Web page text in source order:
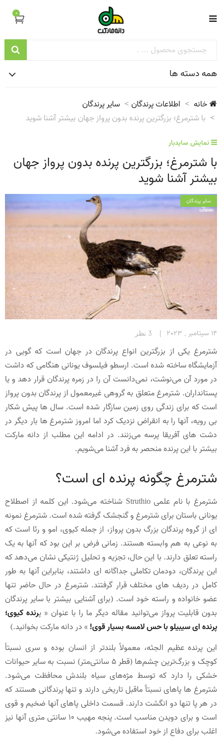
0
همه دسته ها
خانه اطلاعات پرندگان
سایر پرندگان
با شترمرغ؛ بزرگترین پرنده بدون پرواز جهان بیشتر آشنا شوید
نمایش سایدبار
با شترمرغ؛ بزرگترین پرنده بدون پرواز جهان
بیشتر آشنا شوید
سایر پرندگان
14 سپتامبر , 2023 3 نظر
شترمرغ یکی از بزرگترین انواع پرندگان در جهان است که گویی در
آزمایشگاه ساخته شده است. ارسطو فیلسوف یونانی هنگامی که داشت
در مورد آن می‌نوشت، نمی‌دانست آن را در زمره پرندگان قرار دهد و یا
پستانداران. شترمرغ متعلق به گروهی غیرمعمول از پرندگان بدون پرواز
است که برای زندگی روی زمین سازگار شده است. سال ها پیش شکار
بی رویه، آنها را به انقراض نزدیک کرد اما امروز شترمرغ ها بار دیگر در
دشت های آفریقا پرسه می‌زنند. در ادامه این مطلب از دانه مارکت
بیشتر با این پرنده منحصر به فرد آشنا می‌شویم.
شترمرغ چگونه پرنده ای است؟
شترمرغ با نام علمی Struthio شناخته می‌شود. این کلمه از اصطلاح
یونانی باستان برای شترمرغ و گنجشک گرفته شده است. شترمرغ نمونه
ای از گروه پرندگان بزرگ بدون پرواز، از جمله کیوی، امو و رئا است که
به نوعی به هم وابسته هستند. زمانی فرض بر این بود که آنها به یک
راسته تعلق دارند. با این حال، تجزیه و تحلیل ژنتیکی نشان می‌دهد که
این پرندگان، دودمان تکاملی جداگانه ای داشتند، بنابراین آنها به طور
کامل در ردیف های مختلف قرار گرفتند. شترمرغ در حال حاضر تنها
عضو خانواده و راسته خود است. (برای آشنایی بیشتر با سایر پرندگان
بدون قابلیت پرواز می‌توانید مقاله دیگر ما را با عنوان « پرنده کیوی؛
پرنده ای سیبیلو با حس لامسه بسیار قوی!» در دانه مارکت بخوانید.)
این پرنده عظیم الجثه، معمولاً بلندتر از انسان بوده و سری نسبتاً
کوچک و بزرگ‌ترین چشم‌ها (قطر 5 سانتی‌متر) نسبت به سایر حیوانات
خشکی را دارد که توسط مژه‌های سیاه بلندش محافظت می‌شود.
شترمرغ ها پاهای نسبتاً ماقبل تاریخی دارند و تنها پرندگانی هستند که
در هر پا تنها دو انگشت دارند. قسمت داخلی پاهای آنها ضخیم و قوی
است و برای دویدن مناسب است. پنجه مهیب 10 سانتی متری آنها نیز
اغلب برای دفاع از خود استفاده می‌شود.